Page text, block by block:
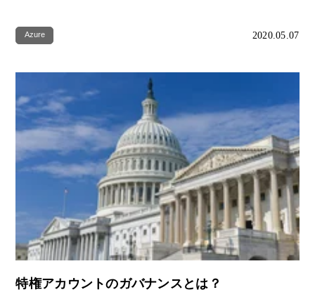
Azure 2020.05.07
特権アカウントのガバナンスとは？